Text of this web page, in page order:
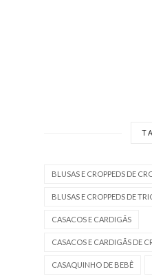
BLUSAS E CROPPEDS DE
BLUSAS E CROPPEDS DE
CASACOS E CARDIGÃS
CASACOS E CARDIGÃS DE
CASAQUINHO DE BEBÊ